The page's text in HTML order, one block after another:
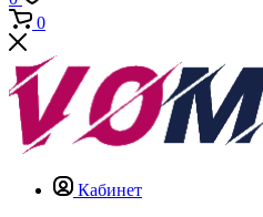
0
Кабинет